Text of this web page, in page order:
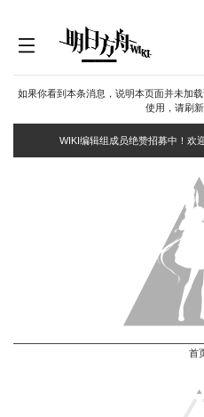
如果你看到本条消息，说明本页面并未加
使用，请刷新
WIKI编辑组成员绝赞招募中！欢
首